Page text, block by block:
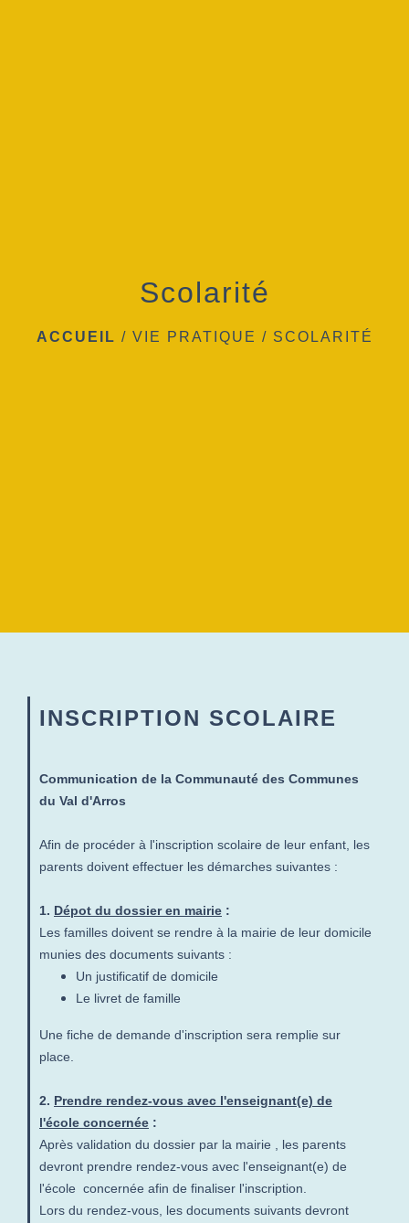
Scolarité
ACCUEIL / VIE PRATIQUE / SCOLARITÉ
INSCRIPTION SCOLAIRE
Communication de la Communauté des Communes
du Val d'Arros
Afin de procéder à l'inscription scolaire de leur enfant, les
parents doivent effectuer les démarches suivantes :
1. Dépot du dossier en mairie :
Les familles doivent se rendre à la mairie de leur domicile
munies des documents suivants :
Un justificatif de domicile
Le livret de famille
Une fiche de demande d'inscription sera remplie sur
place.
2. Prendre rendez-vous avec l'enseignant(e) de
l'école concernée :
Après validation du dossier par la mairie , les parents
devront prendre rendez-vous avec l'enseignant(e) de
l'école concernée afin de finaliser l'inscription.
Lors du rendez-vous, les documents suivants devront